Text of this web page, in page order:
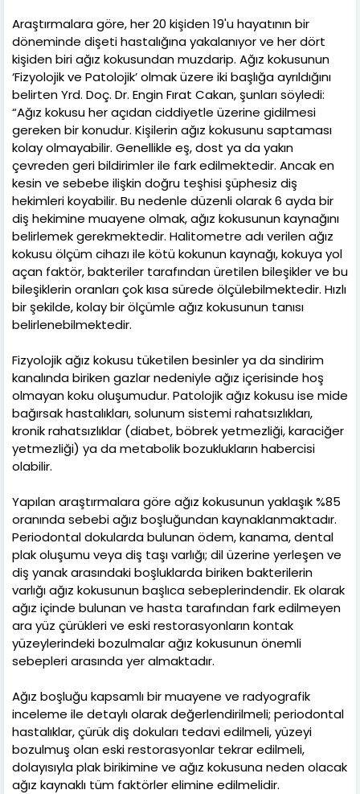
Araştırmalara göre, her 20 kişiden 19'u hayatının bir
döneminde dişeti hastalığına yakalanıyor ve her dört
kişiden biri ağız kokusundan muzdarip. Ağız kokusunun
‘Fizyolojik ve Patolojik’ olmak üzere iki başlığa ayrıldığını
belirten Yrd. Doç. Dr. Engin Fırat Cakan, şunları söyledi:
“Ağız kokusu her açıdan ciddiyetle üzerine gidilmesi
gereken bir konudur. Kişilerin ağız kokusunu saptaması
kolay olmayabilir. Genellikle eş, dost ya da yakın
çevreden geri bildirimler ile fark edilmektedir. Ancak en
kesin ve sebebe ilişkin doğru teşhisi şüphesiz diş
hekimleri koyabilir. Bu nedenle düzenli olarak 6 ayda bir
diş hekimine muayene olmak, ağız kokusunun kaynağını
belirlemek gerekmektedir. Halitometre adı verilen ağız
kokusu ölçüm cihazı ile kötü kokunun kaynağı, kokuya yol
açan faktör, bakteriler tarafından üretilen bileşikler ve bu
bileşiklerin oranları çok kısa sürede ölçülebilmektedir. Hızlı
bir şekilde, kolay bir ölçümle ağız kokusunun tanısı
belirlenebilmektedir.
Fizyolojik ağız kokusu tüketilen besinler ya da sindirim
kanalında biriken gazlar nedeniyle ağız içerisinde hoş
olmayan koku oluşumudur. Patolojik ağız kokusu ise mide
bağırsak hastalıkları, solunum sistemi rahatsızlıkları,
kronik rahatsızlıklar (diabet, böbrek yetmezliği, karaciğer
yetmezliği) ya da metabolik bozuklukların habercisi
olabilir.
Yapılan araştırmalara göre ağız kokusunun yaklaşık %85
oranında sebebi ağız boşluğundan kaynaklanmaktadır.
Periodontal dokularda bulunan ödem, kanama, dental
plak oluşumu veya diş taşı varlığı; dil üzerine yerleşen ve
diş yanak arasındaki boşluklarda biriken bakterilerin
varlığı ağız kokusunun başlıca sebeplerindendir. Ek olarak
ağız içinde bulunan ve hasta tarafından fark edilmeyen
ara yüz çürükleri ve eski restorasyonların kontak
yüzeylerindeki bozulmalar ağız kokusunun önemli
sebepleri arasında yer almaktadır.
Ağız boşluğu kapsamlı bir muayene ve radyografik
inceleme ile detaylı olarak değerlendirilmeli; periodontal
hastalıklar, çürük diş dokuları tedavi edilmeli, yüzeyi
bozulmuş olan eski restorasyonlar tekrar edilmeli,
dolayısıyla plak birikimine ve ağız kokusuna neden olacak
ağız kaynaklı tüm faktörler elimine edilmelidir.